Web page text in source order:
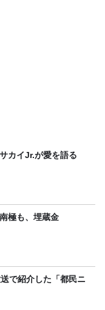
カイJr.が愛を語る
極も、埋蔵金
で紹介した「都民ニ